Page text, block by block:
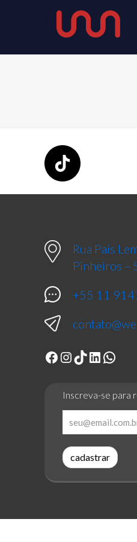
Rua Pais
Pinheiros –
+55 11
Facebook
Instagram
TikTok
LinkedIn
Inscreva-se para
cadastrar